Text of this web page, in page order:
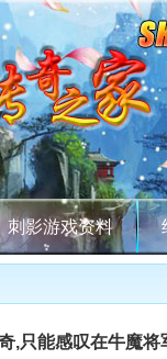
刺影游戏资料
,只能感叹在牛魔将